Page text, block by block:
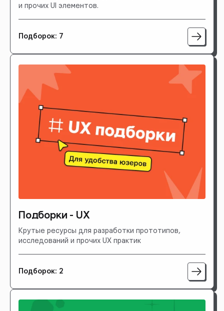
и прочих UI элементов.
Подборок: 7
Подборки - UX
Крутые ресурсы для разработки прототипов,
исследований и прочих UX практик
Подборок: 2